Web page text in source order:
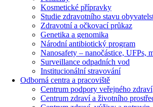
Kosmetické přípravky
Studie zdravotního stavu
Zdravotní a očkovací průkaz
Genetika a genomika
Národní antibiotický program
Nanosafety – nanočástice, UFPs,
Surveillance odpadních vod
Institucionální stravování
Odborná centra a pracoviště
Centrum podpory veřejného zdraví
Centrum zdraví a životního